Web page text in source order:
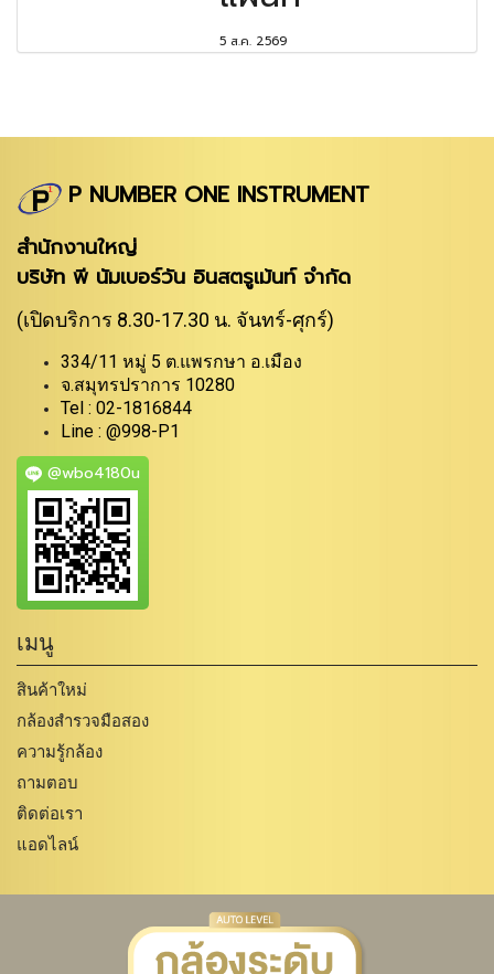
5 ส.ค. 2569
P NUMBER ONE INSTRUMENT
สำนักงานใหญ่
บริษัท พี นัมเบอร์วัน อินสตรูเม้นท์ จำกัด
(เปิดบริการ 8.30-17.30 น. จันทร์-ศุกร์)
334/11 หมู่ 5 ต.แพรกษา อ.เมือง
จ.สมุทรปราการ 10280
Tel : 02-1816844
Line : @998-P1
@wbo4180u
เมนู
สินค้าใหม่
กล้องสำรวจมือสอง
ความรู้กล้อง
ถามตอบ
ติดต่อเรา
แอดไลน์